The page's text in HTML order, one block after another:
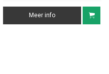
Meer info